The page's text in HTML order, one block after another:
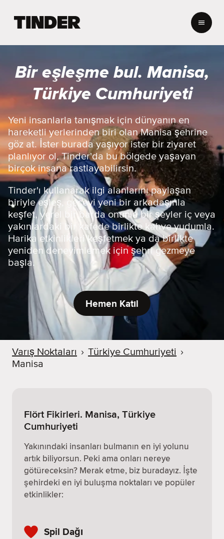
r
n
S
a
y
f
a
Bir eşleşme bul. Manisa,
Türkiye Cumhuriyeti
Yeni insanlarla tanışmak için dünyanın en
hareketli yerlerinden biri olan Manisa şehrine
göz at. İster burada yaşıyor ister bir ziyaret
planlıyor ol, Tinder'da bu bölgede yaşayan
birçok insana rastlayabilirsin.
Tinder'ı kullanarak ilgi alanlarını paylaşan
biriyle eşleş, geceyi yeni bir arkadaşınla
keşfet, yerel bir barda onunla bir şeyler iç veya
yakınlardaki bir kafede birlikte kahve yudumla.
Harika etkinlikleri keşfetmek ya da birlikte
yeniden deneyimlemek için şehri gezmeye
başla.
Hemen Katıl
Varış Noktaları › Türkiye Cumhuriyeti ›
Manisa
Flört Fikirleri. Manisa, Türkiye
Cumhuriyeti
Yakınındaki insanları bulmanın en iyi yolunu
artık biliyorsun. Peki ama onları nereye
götüreceksin? Merak etme, biz buradayız. İşte
şehirdeki en iyi buluşma noktaları ve popüler
etkinlikler:
Spil Dağı